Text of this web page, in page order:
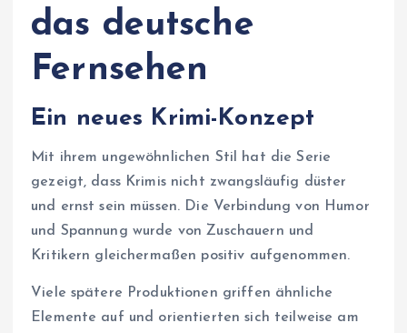
das deutsche
Fernsehen
Ein neues Krimi-Konzept
Mit ihrem ungewöhnlichen Stil hat die Serie
gezeigt, dass Krimis nicht zwangsläufig düster
und ernst sein müssen. Die Verbindung von Humor
und Spannung wurde von Zuschauern und
Kritikern gleichermaßen positiv aufgenommen.
Viele spätere Produktionen griffen ähnliche
Elemente auf und orientierten sich teilweise am